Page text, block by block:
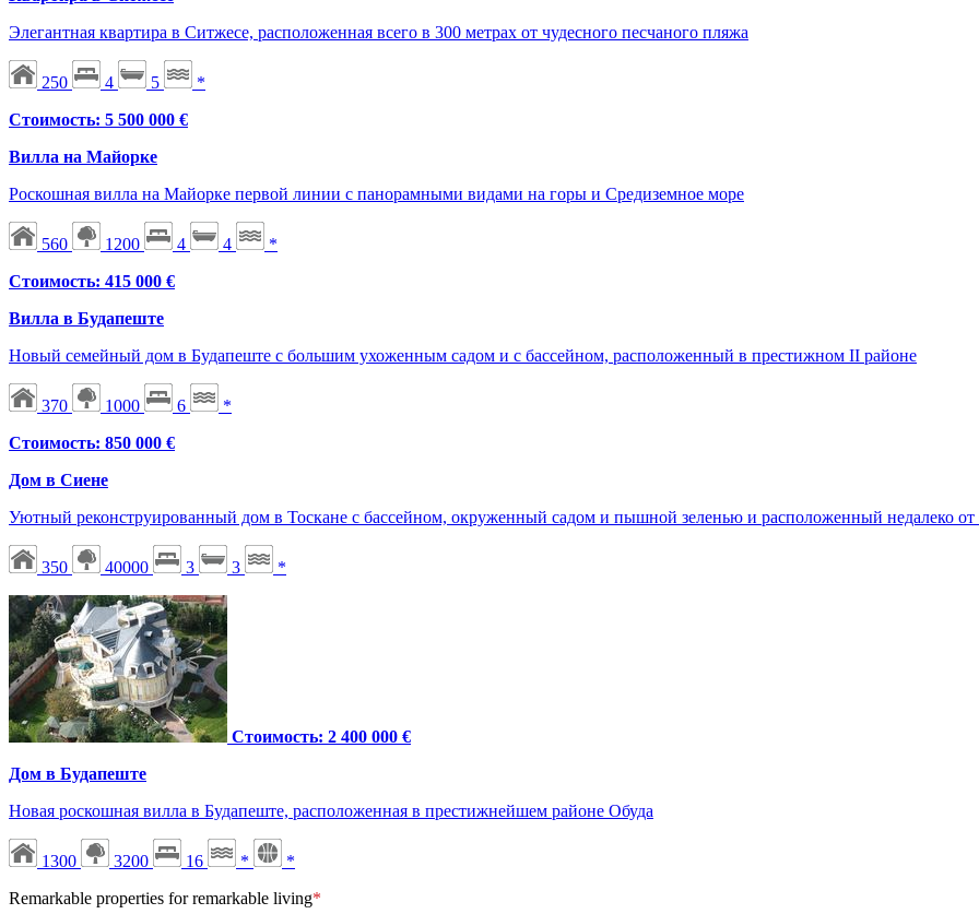
Элегантная квартира в Ситжесе, расположенная всего в 300 метрах от чудесного песчаного пляжа
250 4 5
*
Стоимость: 5 500 000 €
Вилла на Майорке
Роскошная вилла на Майорке первой линии с панорамными видами на горы и Средиземное море
560 1200 4 4
*
Стоимость: 415 000 €
Вилла в Будапеште
Новый семейный дом в Будапеште с большим ухоженным садом и с бассейном, расположенный в престижном II районе
370 1000 6
*
Стоимость: 850 000 €
Дом в Сиене
Уютный реконструированный дом в Тоскане с бассейном, окруженный садом и пышной зеленью и расположенный недалеко
350 40000 3 3 *
Стоимость: 2 400 000 €
Дом в Будапеште
Новая роскошная вилла в Будапеште, расположенная в престижнейшем районе Обуда
1300 3200 16 *
*
Remarkable properties for remarkable living*